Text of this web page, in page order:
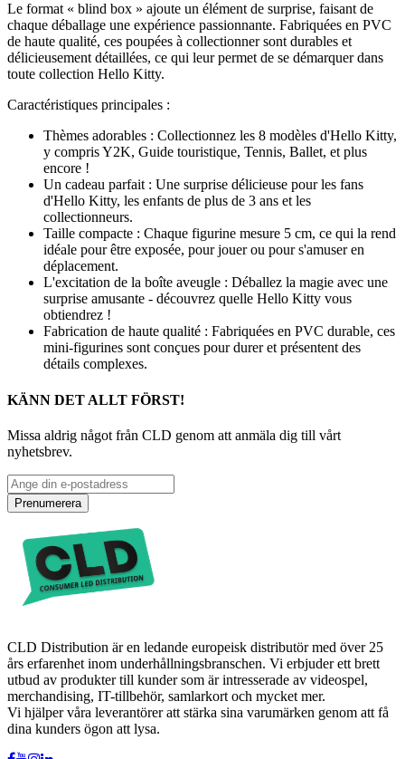
Le format « blind box » ajoute un élément de surprise, faisant de
chaque déballage une expérience passionnante. Fabriquées en PVC
de haute qualité, ces poupées à collectionner sont durables et
délicieusement détaillées, ce qui leur permet de se démarquer dans
toute collection Hello Kitty.
Caractéristiques principales :
Thèmes adorables : Collectionnez les 8 modèles d'Hello Kitty,
y compris Y2K, Guide touristique, Tennis, Ballet, et plus
encore !
Un cadeau parfait : Une surprise délicieuse pour les fans
d'Hello Kitty, les enfants de plus de 3 ans et les
collectionneurs.
Taille compacte : Chaque figurine mesure 5 cm, ce qui la rend
idéale pour être exposée, pour jouer ou pour s'amuser en
déplacement.
L'excitation de la boîte aveugle : Déballez la magie avec une
surprise amusante - découvrez quelle Hello Kitty vous
obtiendrez !
Fabrication de haute qualité : Fabriquées en PVC durable, ces
mini-figurines sont conçues pour durer et présentent des
détails complexes.
KÄNN DET ALLT FÖRST!
Missa aldrig något från CLD genom att anmäla dig till vårt
nyhetsbrev.
Prenumerera
CLD Distribution är en ledande europeisk distributör med över 25
års erfarenhet inom underhållningsbranschen. Vi erbjuder ett brett
utbud av produkter till kunder som är intresserade av videospel,
merchandising, IT-tillbehör, samlarkort och mycket mer.
Vi hjälper våra leverantörer att stärka sina varumärken genom att få
dina kunders ögon att lysa.